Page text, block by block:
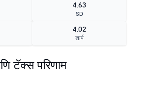
4.63
SD
4.02
शार्प
टॅक्स परिणाम